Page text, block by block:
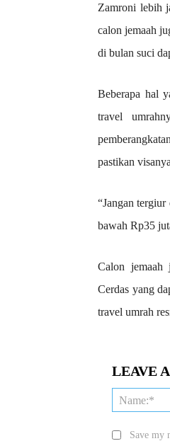
Zamroni lebih
calon jemaah
di bulan suci
Beberapa hal
travel
pastikan
“Jangan
bawah Rp35
Calon jemaah
Cerdas yang
travel umrah
LEAVE
Save my